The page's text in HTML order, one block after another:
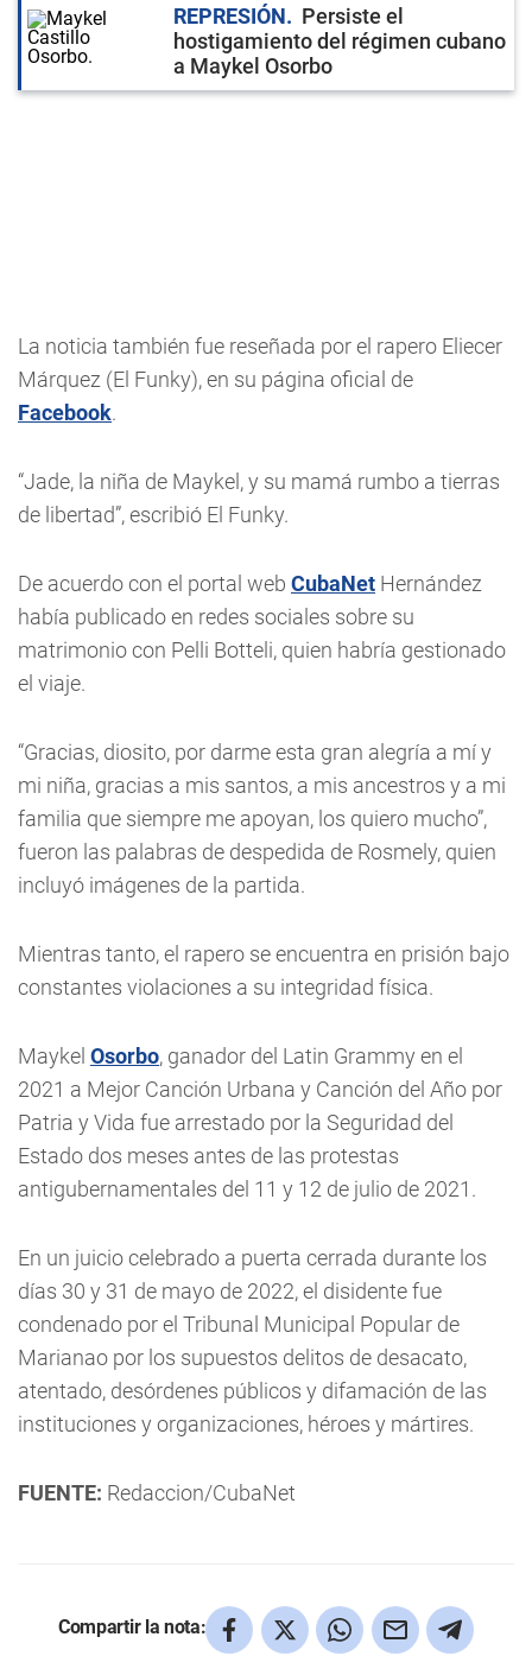
REPRESIÓN
Persiste el
hostigamiento del régimen cubano
a Maykel Osorbo
La noticia también fue reseñada por el rapero Eliecer
Márquez (El Funky), en su página oficial de
Facebook.
“Jade, la niña de Maykel, y su mamá rumbo a tierras
de libertad”, escribió El Funky.
De acuerdo con el portal web CubaNet Hernández
había publicado en redes sociales sobre su
matrimonio con Pelli Botteli, quien habría gestionado
el viaje.
“Gracias, diosito, por darme esta gran alegría a mí y
mi niña, gracias a mis santos, a mis ancestros y a mi
familia que siempre me apoyan, los quiero mucho”,
fueron las palabras de despedida de Rosmely, quien
incluyó imágenes de la partida.
Mientras tanto, el rapero se encuentra en prisión bajo
constantes violaciones a su integridad física.
Maykel Osorbo, ganador del Latin Grammy en el
2021 a Mejor Canción Urbana y Canción del Año por
Patria y Vida fue arrestado por la Seguridad del
Estado dos meses antes de las protestas
antigubernamentales del 11 y 12 de julio de 2021.
En un juicio celebrado a puerta cerrada durante los
días 30 y 31 de mayo de 2022, el disidente fue
condenado por el Tribunal Municipal Popular de
Marianao por los supuestos delitos de desacato,
atentado, desórdenes públicos y difamación de las
instituciones y organizaciones, héroes y mártires.
FUENTE: Redaccion/CubaNet
Compartir la nota: